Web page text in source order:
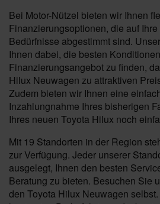
Bei Motor-Nützel bieten wir Ihnen
Finanzierungsoptionen, die auf
Bedürfnisse abgestimmt sind.
Ihnen dabei, die besten
Finanzierungsangebot zu finden,
Hilux Neuwagen zu attraktiven
Zudem bieten wir Ihnen eine
Inzahlungnahme Ihres bisherigen
Ihres neuen Toyota Hilux noch
Mit 19 Standorten in der Region
zur Verfügung. Jeder unserer
ausgelegt, Ihnen den besten
Beratung zu bieten. Besuchen Sie
den Toyota Hilux Neuwagen